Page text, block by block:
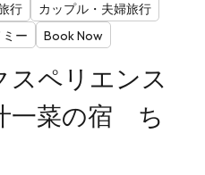
行
カップル・夫婦旅行
ー Book Now
スペリエンス
一菜の宿 ち